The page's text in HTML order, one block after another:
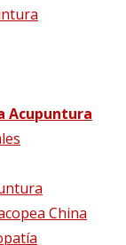
Acupuntura
China
University of
Medicine